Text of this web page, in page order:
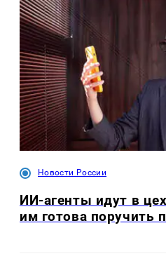
Новости России
ИИ-агенты идут в
им готова поручить